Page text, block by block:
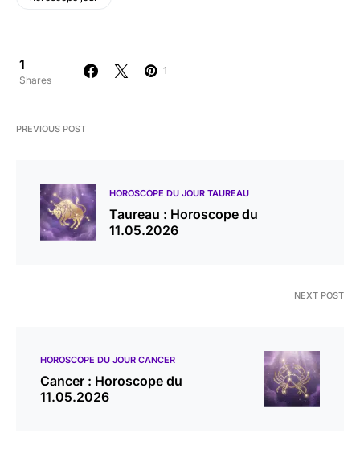
1
Shares
1
PREVIOUS POST
HOROSCOPE DU JOUR TAUREAU
Taureau : Horoscope du
11.05.2026
NEXT POST
HOROSCOPE DU JOUR CANCER
Cancer : Horoscope du
11.05.2026